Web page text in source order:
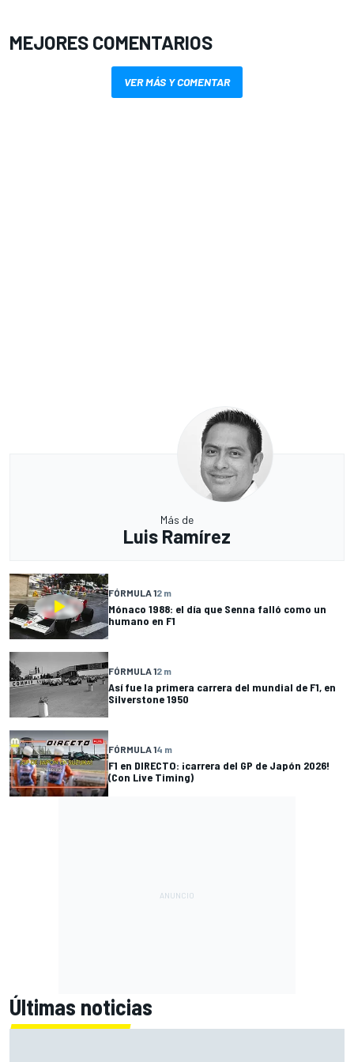
MEJORES COMENTARIOS
VER MÁS Y COMENTAR
Más de
Luis Ramírez
FÓRMULA 12 m
Mónaco 1988: el día que Senna falló como un
humano en F1
FÓRMULA 12 m
Así fue la primera carrera del mundial de F1, en
Silverstone 1950
FÓRMULA 14 m
F1 en DIRECTO: ¡carrera del GP de Japón 2026!
(Con Live Timing)
Últimas noticias